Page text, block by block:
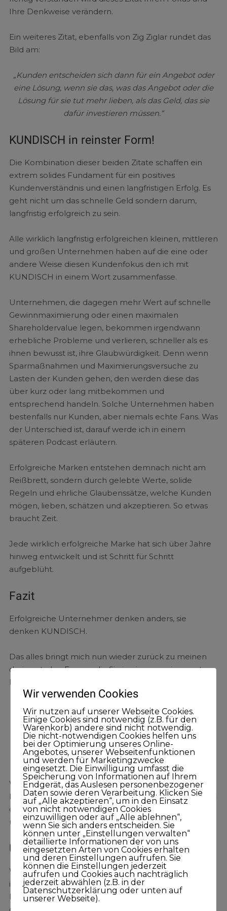
Ihre Denkweise verändern.
Ein weiteres Zitat, ebenfalls von Zig Ziglar rundet das
Bild am:
„Kunden entscheiden sich dann für ein Angebot oder
eine Lösung, wenn sie das, was das Angebot oder die
Lösung für sie tut mehr lieben, als das Geld, das sie
dafür investieren müssen.“
KUNDISCH in reinster Form!
Die Kombination dieser beiden Zitate schaffen ein
extrem solides Fundament für ein positives
Kundenverständnis und einen langfristigen Erfolg. Es
geht nicht um das schnelle Geld sondern darum,
langfristig erfolgreich zu sein.
Alle wirklich langfristig erfolgreichen kleinen, mittleren
und großen Unternehmen haben auf die eine oder
andere Weise diesen Kundenfokus den ich mit
KUNDISCH in einem Wort zusammenfasse.
Unternehmen, die dagegen mehr Wert auf schnelle
Gewinnmaximierung oder einen maximalen
Shareholdervalue legen, bekommen irgendwann
erhebliche Probleme und verlieren, schneller als es
ihnen bewusst ist, ihre Glaubwürdigkeit. Denn wenn
Sparmaßnahmen und Maximierungsversuche zu
Lasten der Kunden gehen, den werden diese das
über kurz oder lang mitbekommen und
entsprechend handeln. Solche Unternehmen haben
bestenfalls nur Kunden, aber niemals echte Fans. Was
der Unterschied ist, darauf werde ich in einem
späteren Podcast erläutern.
Erfolgreiche Marken entstehen demnach nicht am
Reißbrett, sondern durch gelebte Werte, solide
Regeln und ehrliche Glaubenssätze, welche Kunden
mögen, lieben, schätzen und akzeptieren. So etwas
braucht Zeit.
Jede wirklich erfolgreiche Marke hat sich über Jahre
hinweg entwickelt und ist Schritt für Schritt
aufgeblüht.
Fazit
Erfolgreiche Unternehmer denken anders, sie
denken KUNDISCH.
Das alles bringt mich nun wieder zurück zu meinen
drei zentralen Fragen, die Sie in einem meiner ersten
Podcasts kennengelernt haben:
Wer sind Sie, bzw. was ist Ihr Unternehmgen?
Was machen Sie, bzw. was macht Ihr
Unternehmen?
Was haben Ihre Kunden davon, dass es Sie, Ihr
Unternehmen oder Ihre Angebot gibt?
Was diese drei Fragen mit einer Avocado zu tun
haben, dass wissen Sie ja schon. Auf jeden Fall werden
die Antworten auf diese Fragen Ihren
unternehmerischen Erfolg nachhaltig verändern.
Und noch etwas …
Weil es so schön zum Thema, finden Sie im Anschluss
in meinem Podcast Nummer 5, Januar 2016, noch ein
Interview, welches ich mit Klaus Kobjoll, dem Gründer
des Schindlerhofs, geführt habe. Dieses Interview
Wir verwenden Cookies
Wir nutzen auf unserer Webseite Cookies.
Einige Cookies sind notwendig (z.B. für den
Warenkorb) andere sind nicht notwendig.
Die nicht-notwendigen Cookies helfen uns
bei der Optimierung unseres Online-
Angebotes, unserer Webseitenfunktionen
und werden für Marketingzwecke
eingesetzt. Die Einwilligung umfasst die
Speicherung von Informationen auf Ihrem
Endgerät, das Auslesen personenbezogener
Daten sowie deren Verarbeitung. Klicken Sie
auf „Alle akzeptieren“, um in den Einsatz
von nicht notwendigen Cookies
einzuwilligen oder auf „Alle ablehnen“,
wenn Sie sich anders entscheiden. Sie
können unter „Einstellungen verwalten“
detaillierte Informationen der von uns
eingesetzten Arten von Cookies erhalten
und deren Einstellungen aufrufen. Sie
können die Einstellungen jederzeit
aufrufen und Cookies auch nachträglich
jederzeit abwählen (z.B. in der
Datenschutzerklärung oder unten auf
unserer Webseite).